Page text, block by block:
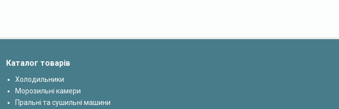
Каталог товарів
Холодильники
Морозильні камери
Пральні та сушильні машини